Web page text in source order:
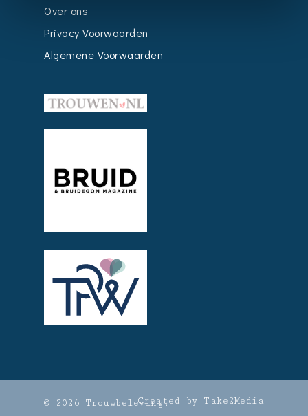
Over ons
Privacy Voorwaarden
Algemene Voorwaarden
© 2026 Trouwbeleving.Created by Take2Media